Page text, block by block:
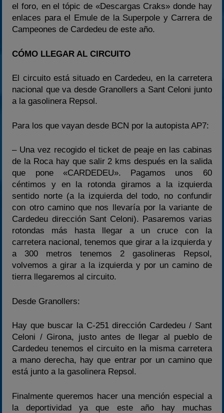
el foro, en el tópic de «Descargas Craks» donde hay
enlaces para el Emule de la Superpole y Carrera de
Campeones de Cardedeu de este año.
CÓMO LLEGAR AL CIRCUITO
El circuito está situado en Cardedeu, en la carretera
nacional que va desde Granollers a Sant Celoni junto
a la gasolinera Repsol.
Para los que vayan desde BCN por la autopista AP7:
– Una vez recogido el ticket de peaje en las cabinas
de la Roca hay que salir 2 kms después en la salida
que pone «CARDEDEU». Pagamos unos 60
céntimos y en la rotonda giramos a la izquierda
sentido norte (a la izquierda del todo, no confundir
con otro camino que nos llevaría por la variante de
Cardedeu dirección Sant Celoni). Pasaremos varias
rotondas más hasta llegar a un cruce con la
carretera nacional, tenemos que girar a la izquierda y
a 300 metros tenemos 2 gasolineras Repsol,
volvemos a girar a la izquierda y por un camino de
tierra llegaremos al circuito.
Desde Granollers:
Hay que buscar la C-251 dirección Cardedeu / Sant
Celoni / Girona, justo antes de llegar al pueblo de
Cardedeu tenemos el circuito en la misma carretera
a mano derecha, hay que entrar por un camino que
está junto a la gasolinera Repsol.
Finalmente queremos hacer una mención especial a
la deportividad ya que este año hay muchas